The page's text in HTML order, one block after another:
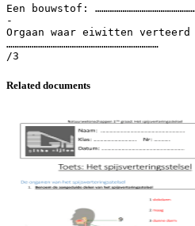
Een bouwstof:
-
Orgaan waar eiwitten verteerd
………………………………………………………………
Related documents